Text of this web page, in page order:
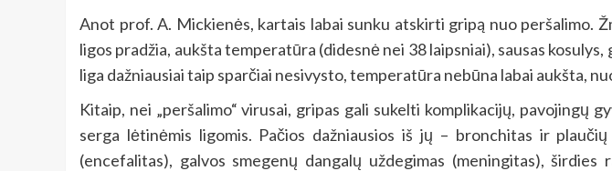
Anot prof. A. Mickienės, kartais labai sunku atskirti gripą nuo peršalimo.
ligos pradžia, aukšta temperatūra (didesnė nei 38 laipsniai), sausas
liga dažniausiai taip sparčiai nesivysto, temperatūra nebūna labai aukšta,
Kitaip, nei „peršalimo“ virusai, gripas gali sukelti komplikacijų, pavojingų
serga lėtinėmis ligomis. Pačios dažniausios iš jų – bronchitas ir
(encefalitas), galvos smegenų dangalų uždegimas (meningitas),